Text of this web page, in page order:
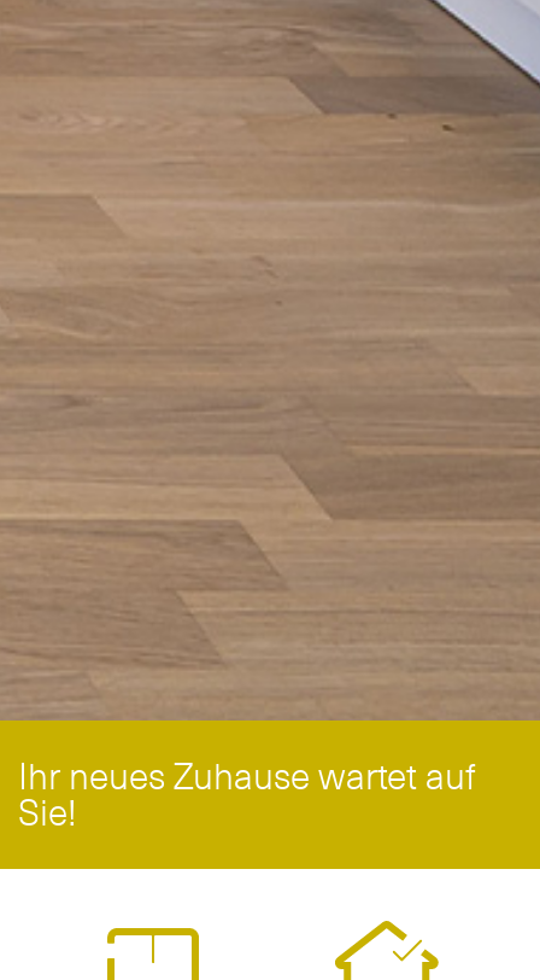
Ihr neues Zuhause wartet auf
Sie!